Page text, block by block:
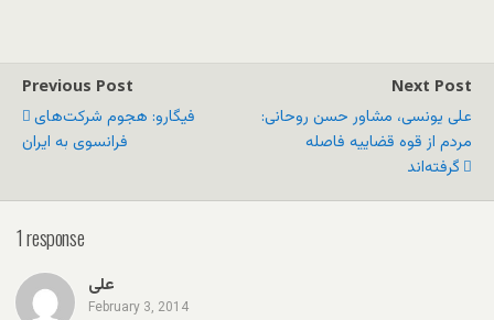
Previous Post
فیگارو: هجوم شرکت‌های
فرانسوی به ایران
Next Post
علی یونسی، مشاور حسن روحانی:
مردم از قوه قضاییه فاصله
گرفته‌اند
1 response
علی
February 3, 2014